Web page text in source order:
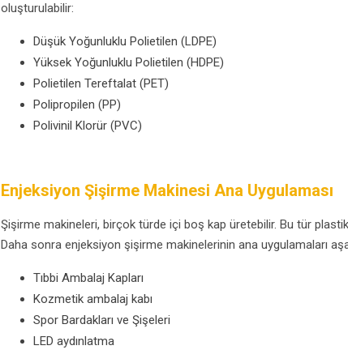
oluşturulabilir:
Düşük Yoğunluklu Polietilen (LDPE)
Yüksek Yoğunluklu Polietilen (HDPE)
Polietilen Tereftalat (PET)
Polipropilen (PP)
Polivinil Klorür (PVC)
Enjeksiyon Şişirme Makinesi Ana Uygulaması
Şişirme makineleri, birçok türde içi boş kap üretebilir. Bu tür
Daha sonra enjeksiyon şişirme makinelerinin ana uygulamaları
Tıbbi Ambalaj Kapları
Kozmetik ambalaj kabı
Spor Bardakları ve Şişeleri
LED aydınlatma